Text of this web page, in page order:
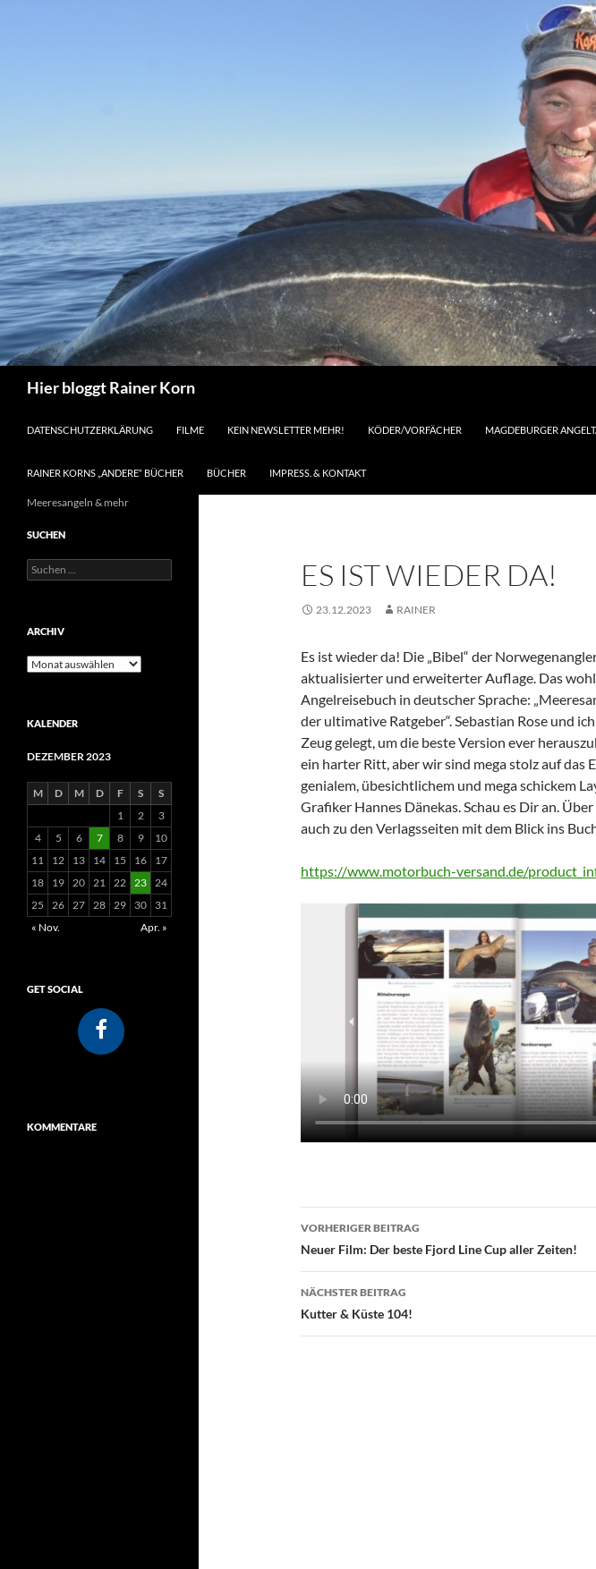
Hier bloggt Rainer Korn
DATENSCHUTZERKLÄRUNG FILME KEIN NEWSLETTER MEHR! KÖDER/VORFÄCHER MAGDEBURGER
RAINER KORNS „ANDERE“ BÜCHER BÜCHER IMPRESS. & KONTAKT
ES IST WIEDER DA!
23.12.2023 RAINER
Es ist wieder da! Die „Bibel“ der
aktualisierter und erweiterter Auflage. Das
Angelreisebuch in deutscher Sprache:
der ultimative Ratgeber“. Sebastian Rose und
Zeug gelegt, um die beste Version ever
ein harter Ritt, aber wir sind mega stolz auf das
genialem, übesichtlichem und mega schickem
Grafiker Hannes Dänekas. Schau es Dir an.
auch zu den Verlagsseiten mit dem Blick ins
https://www.motorbuch-versand.de/
Beitragsnavigation
VORHERIGER BEITRAG
Neuer Film: Der beste Fjord Line Cup aller Zeiten!
NÄCHSTER BEITRAG
Kutter & Küste 104!
Meeresangeln & mehr
SUCHEN
Suchen
nach:
ARCHIV
Archiv
KALENDER
DEZEMBER 2023
M D M D F S
S
1
2
3
4
5 6 7 8 9
10
11
12 13 14 15 16
17
18
19 20 21 22 23 24
25
26 27 28 29 30
31
« Nov.
Apr. »
GET SOCIAL
KOMMENTARE